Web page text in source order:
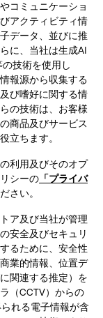
コミュニケーショ
アクティビティ情
データ、並びに推
に、当社は生成AI
技術を使用し
報源から収集する
び嗜好に関する情
の技術は、お客様
商品及びサービス
立ちます。
利用及びそのオプ
シーの 「プライバ
さい。
ア及び当社が管理
安全及びセキュリ
るために、安全性
業的情報、位置デ
関連する推定）を
（CCTV）からの
れる電子情報が含